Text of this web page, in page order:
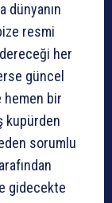
dünyanın
resmi
her
güncel
hemen bir
kupürden
sorumlu
gidecekte